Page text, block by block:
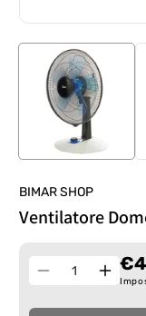
BIMAR SHOP
Ventilatore
Diminuisci
Quantità